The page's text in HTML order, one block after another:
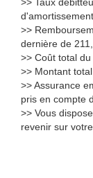
>>
dernière de
>> Coût total
>> Montant
>> Assurance
pris en compte
>> Vous
revenir sur